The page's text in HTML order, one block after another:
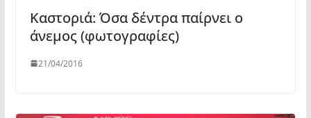
Καστοριά: Όσα δέντρα παίρνει ο
άνεμος (φωτογραφίες)
21/04/2016